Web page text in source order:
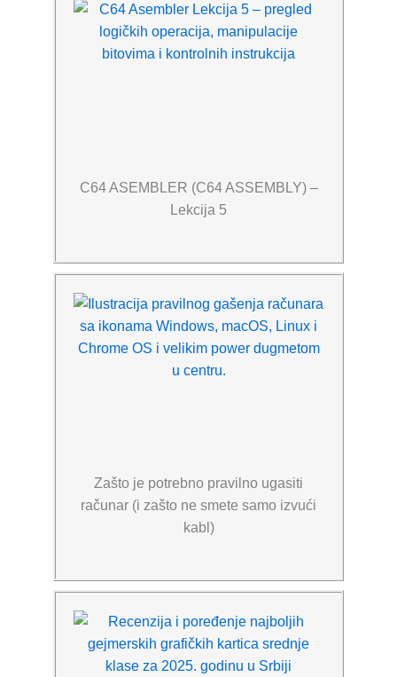
C64 ASEMBLER (C64 ASSEMBLY) –
Lekcija 5
Zašto je potrebno pravilno ugasiti
računar (i zašto ne smete samo izvući
kabl)